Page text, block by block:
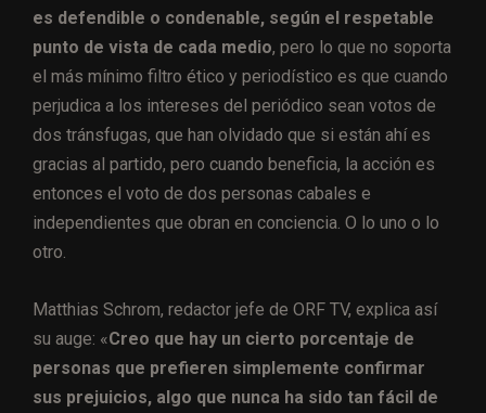
es defendible o condenable, según el respetable
punto de vista de cada medio, pero lo que no soporta
el más mínimo filtro ético y periodístico es que cuando
perjudica a los intereses del periódico sean votos de
dos tránsfugas, que han olvidado que si están ahí es
gracias al partido, pero cuando beneficia, la acción es
entonces el voto de dos personas cabales e
independientes que obran en conciencia. O lo uno o lo
otro.
Matthias Schrom, redactor jefe de ORF TV, explica así
su auge: «Creo que hay un cierto porcentaje de
personas que prefieren simplemente confirmar
sus prejuicios, algo que nunca ha sido tan fácil de